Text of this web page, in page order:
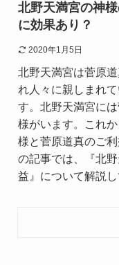
北野天満宮の神
に効果あり？
2020年1月5日
北野天満宮は菅原
れ人々に親しまれ
す。北野天満宮に
様がいます。これ
様と菅原道真のご
の記事では、『北
益』について解説し